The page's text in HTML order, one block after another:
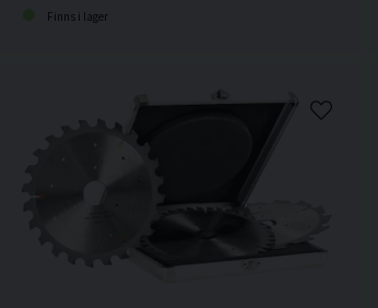
Finns i lager